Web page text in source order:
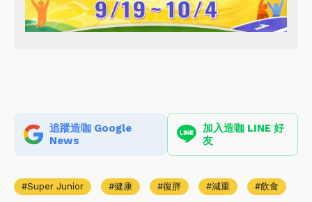
追蹤造咖 Google
News
加入造咖 LINE 好
友
Super Junior 健康 復胖 減重 飲食